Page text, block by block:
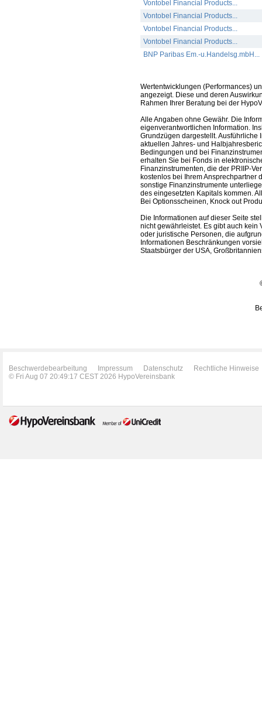
Vontobel Financial Products...
Vontobel Financial Products...
Vontobel Financial Products...
Vontobel Financial Products...
BNP Paribas Em.-u.Handelsg.mbH...
Wertentwicklungen (Performances)
angezeigt. Diese und deren
Rahmen Ihrer Beratung bei der
Alle Angaben ohne Gewähr. Die
eigenverantwortlichen Information.
Grundzügen dargestellt.
aktuellen Jahres- und
Bedingungen und bei
erhalten Sie bei Fonds in
Finanzinstrumenten, die der PRIIP-
kostenlos bei Ihrem Ansprechpartner
sonstige Finanzinstrumente
des eingesetzten Kapitals kommen.
Bei Optionsscheinen, Knock out
Die Informationen auf dieser Seite
nicht gewährleistet. Es gibt auch kein
oder juristische Personen, die
Informationen Beschränkungen
Staatsbürger der USA,
Beschwerdebearbeitung Impressum Datenschutz
Rechtliche Hinweise
© Fri Aug 07 20:49:17 CEST 2026 HypoVereinsbank